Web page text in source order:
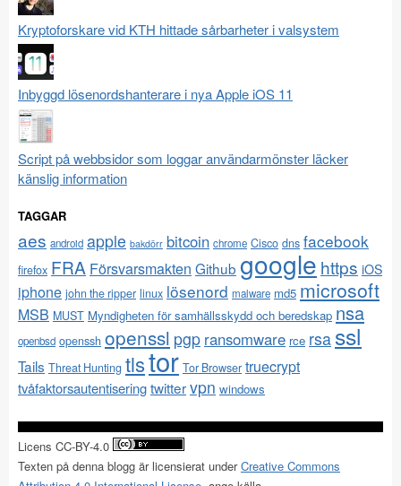
Kryptoforskare vid KTH hittade sårbarheter i valsystem
Inbyggd lösenordshanterare i nya Apple iOS 11
Script på webbsidor som loggar användarmönster läcker
känslig information
TAGGAR
aes android apple bakdörr bitcoin chrome Cisco dns facebook
firefox FRA Försvarsmakten Github google https iOS
iphone john the ripper linux lösenord malware md5 microsoft
MSB MUST Myndigheten för samhällsskydd och beredskap nsa
openbsd openssh openssl pgp ransomware rce rsa ssl
Tails Threat Hunting tlstor Tor Browser truecrypt
tvåfaktorsautentiseringtwittervpn windows
Licens CC-BY-4.0
Texten på denna blogg är licensierat underCreative Commons